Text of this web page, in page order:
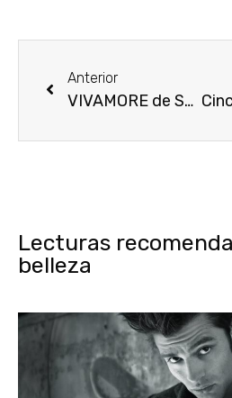
Anterior
VIVAMORE de Selena Gomez, ¡próximo lanzamiento!
Lecturas
belleza